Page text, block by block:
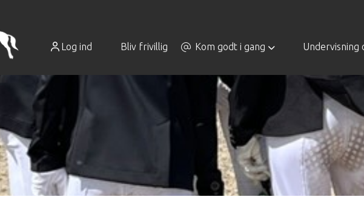
Log ind Bliv frivillig Kom godt i gang Undervisning